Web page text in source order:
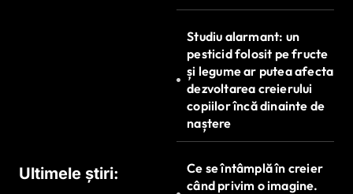
Ultimele știri:
Studiu alarmant: un
pesticid folosit pe fructe
și legume ar putea afecta
dezvoltarea creierului
copiilor încă dinainte de
naștere
Ce se întâmplă în creier
când privim o imagine.